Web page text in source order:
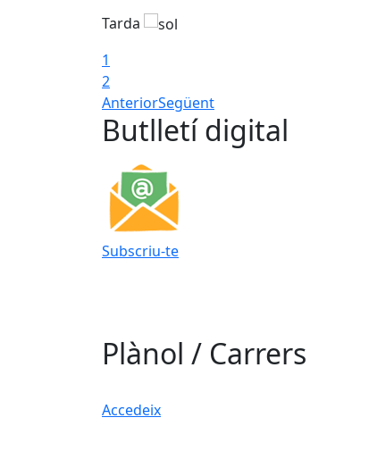
Tarda
1
2
AnteriorSegüent
Butlletí digital
Subscriu-te
Plànol / Carrers
Accedeix